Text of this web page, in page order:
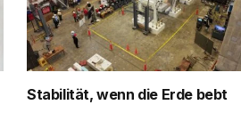
Stabilität, wenn die Erde bebt